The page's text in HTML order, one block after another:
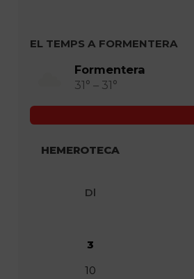
EL TEMPS A FORMENTERA
Formentera
31° – 31°
HEMEROTECA
Dl
3
10